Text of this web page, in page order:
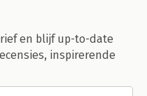
en blijf up-to-date
inspirerende